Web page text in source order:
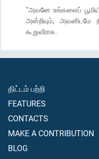
“அவனே உங்களைப்
அன்றியும், அவனிடமே
கூறுவீராக.
திட்டம் பற்றி
FEATURES
CONTACTS
MAKE A CONTRIBUTION
BLOG